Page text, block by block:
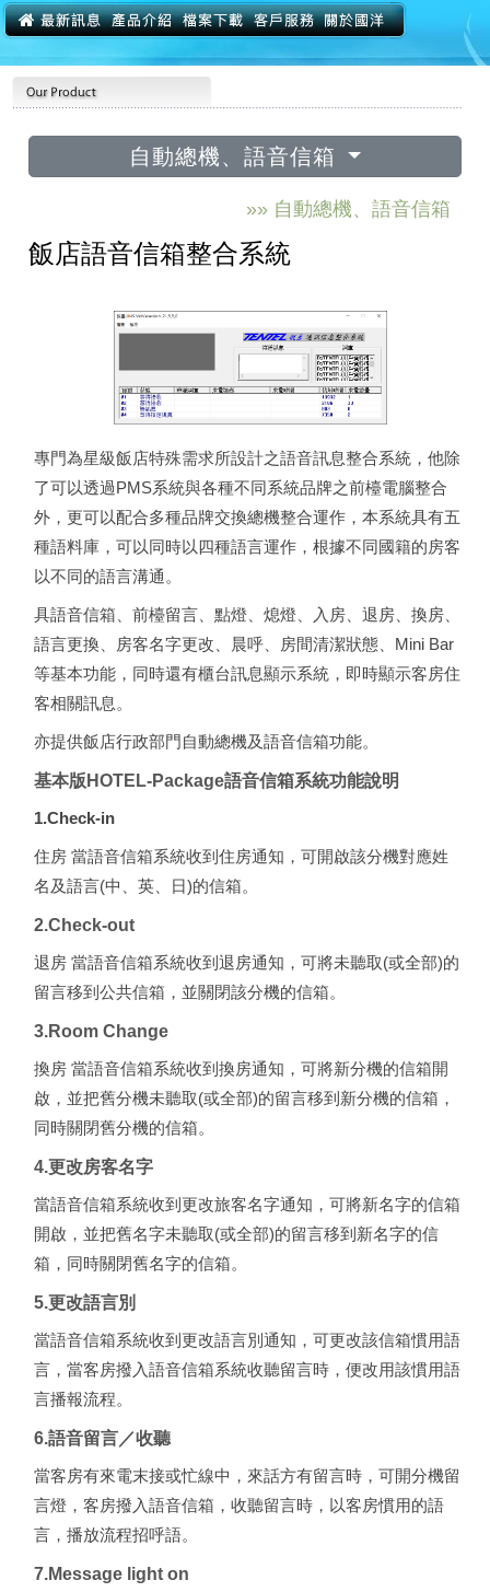
自動總機、語音信箱
»» 自動總機、語音信箱
飯店語音信箱整合系統
專門為星級飯店特殊需求所設計之語音訊息整合系統，他除
了可以透過PMS系統與各種不同系統品牌之前檯電腦整合
外，更可以配合多種品牌交換總機整合運作，本系統具有五
種語料庫，可以同時以四種語言運作，根據不同國籍的房客
以不同的語言溝通。
具語音信箱、前檯留言、點燈、熄燈、入房、退房、換房、
語言更換、房客名字更改、晨呼、房間清潔狀態、Mini Bar
等基本功能，同時還有櫃台訊息顯示系統，即時顯示客房住
客相關訊息。
亦提供飯店行政部門自動總機及語音信箱功能。
基本版HOTEL-Package語音信箱系統功能說明
1.Check-in
住房 當語音信箱系統收到住房通知，可開啟該分機對應姓
名及語言(中、英、日)的信箱。
2.Check-out
退房 當語音信箱系統收到退房通知，可將未聽取(或全部)的
留言移到公共信箱，並關閉該分機的信箱。
3.Room Change
換房 當語音信箱系統收到換房通知，可將新分機的信箱開
啟，並把舊分機未聽取(或全部)的留言移到新分機的信箱，
同時關閉舊分機的信箱。
4.更改房客名字
當語音信箱系統收到更改旅客名字通知，可將新名字的信箱
開啟，並把舊名字未聽取(或全部)的留言移到新名字的信
箱，同時關閉舊名字的信箱。
5.更改語言別
當語音信箱系統收到更改語言別通知，可更改該信箱慣用語
言，當客房撥入語音信箱系統收聽留言時，便改用該慣用語
言播報流程。
6.語音留言／收聽
當客房有來電末接或忙線中，來話方有留言時，可開分機留
言燈，客房撥入語音信箱，收聽留言時，以客房慣用的語
言，播放流程招呼語。
7.Message light on